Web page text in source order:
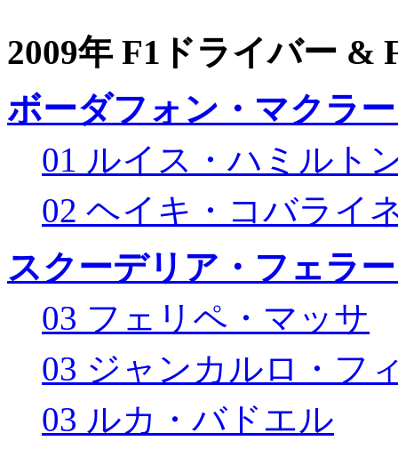
2009年 F1ドライバー &
ボーダフォン・マクラ
01 ルイス・ハミルト
02 ヘイキ・コバライ
スクーデリア・フェラ
03 フェリペ・マッサ
03 ジャンカルロ・フ
03 ルカ・バドエル